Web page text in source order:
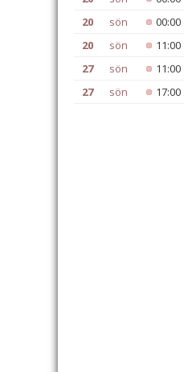
20
sön 00:00
20
sön 11:00
27
sön 11:00
27
sön 17:00